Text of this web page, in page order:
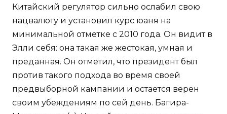
Китайский регулятор сильно ослабил свою
нацвалюту и установил курс юаня на
минимальной отметке с 2010 года. Он видит в
Элли себя: она такая же жестокая, умная и
преданная. Он отметил, что президент был
против такого подхода во время своей
предвыборной кампании и остается верен
своим убеждениям по сей день. Багира-